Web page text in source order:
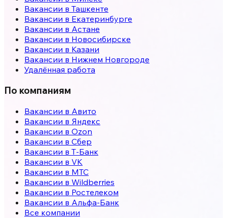
Вакансии в Ташкенте
Вакансии в Екатеринбурге
Вакансии в Астане
Вакансии в Новосибирске
Вакансии в Казани
Вакансии в Нижнем Новгороде
Удалённая работа
По компаниям
Вакансии в Авито
Вакансии в Яндекс
Вакансии в Ozon
Вакансии в Сбер
Вакансии в Т-Банк
Вакансии в VK
Вакансии в МТС
Вакансии в Wildberries
Вакансии в Ростелеком
Вакансии в Альфа-Банк
Все компании